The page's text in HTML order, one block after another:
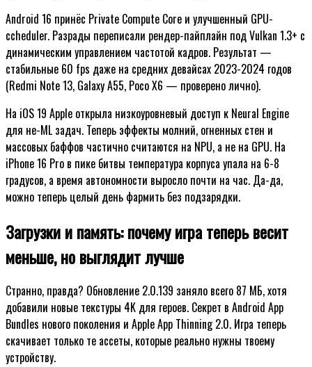
Android 16 принёс Private Compute Core и улучшенный GPU-
сcheduler. Разрады переписали рендер-пайплайн под Vulkan 1.3+ с
динамическим управлением частотой кадров. Результат —
стабильные 60 fps даже на средних девайсах 2023-2024 годов
(Redmi Note 13, Galaxy A55, Poco X6 — проверено лично).
На iOS 19 Apple открыла низкоуровневый доступ к Neural Engine
для не-ML задач. Теперь эффекты молний, огненных стен и
массовых баффов частично считаются на NPU, а не на GPU. На
iPhone 16 Pro в пике битвы температура корпуса упала на 6-8
градусов, а время автономности выросло почти на час. Да-да,
можно теперь целый день фармить без подзарядки.
Загрузки и память: почему игра теперь весит
меньше, но выглядит лучше
Странно, правда? Обновление 2.0.139 заняло всего 87 МБ, хотя
добавили новые текстуры 4K для героев. Секрет в Android App
Bundles нового поколения и Apple App Thinning 2.0. Игра теперь
скачивает только те ассеты, которые реально нужны твоему
устройству.